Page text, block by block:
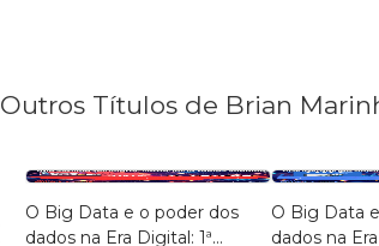
Outros Títulos de Brian
O Big Data e o poder dos
dados na Era Digital: 1ª
O Big Data
dados na